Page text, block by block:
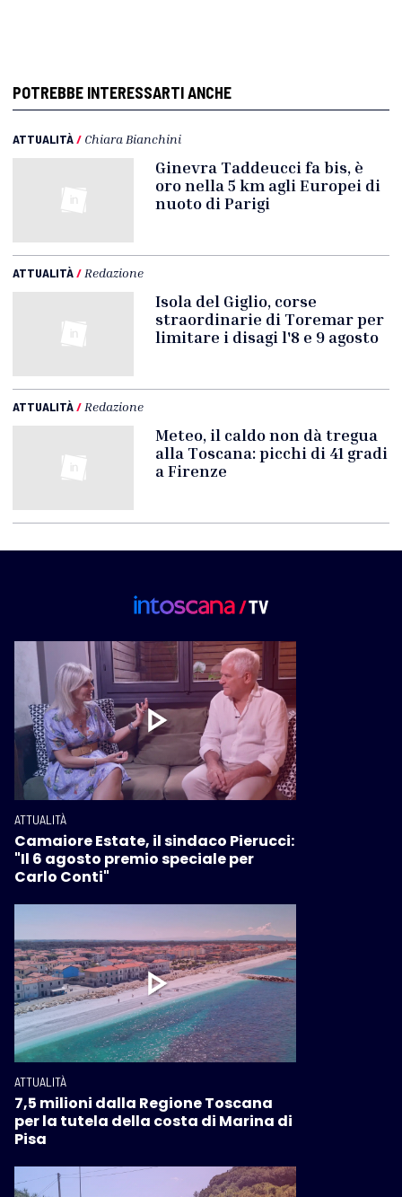
POTREBBE INTERESSARTI ANCHE
ATTUALITÀ/ Chiara Bianchini
Ginevra Taddeucci fa bis, è
oro nella 5 km agli Europei di
nuoto di Parigi
ATTUALITÀ/ Redazione
Isola del Giglio, corse
straordinarie di Toremar per
limitare i disagi l'8 e 9 agosto
ATTUALITÀ/ Redazione
Meteo, il caldo non dà tregua
alla Toscana: picchi di 41 gradi
a Firenze
ATTUALITÀ
Camaiore Estate, il sindaco Pierucci:
"Il 6 agosto premio speciale per
Carlo Conti"
ATTUALITÀ
7,5 milioni dalla Regione Toscana
per la tutela della costa di Marina di
Pisa